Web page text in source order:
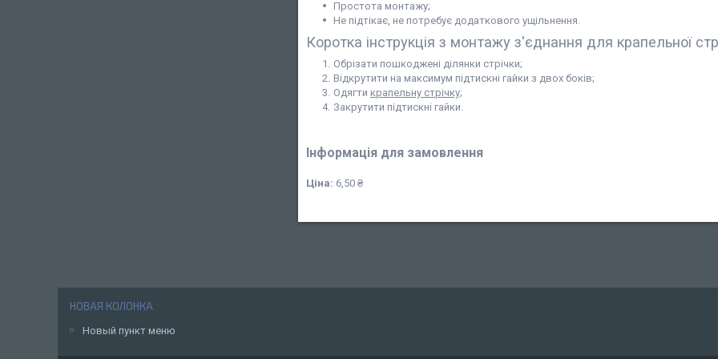
Простота монтажу;
Не підтікає, не потребує додаткового ущільнення.
Коротка інструкція з монтажу з'єднання для крапельної
Обрізати пошкоджені ділянки стрічки;
Відкрутити на максимум підтискні гайки з двох боків;
Одягти крапельну стрічку;
Закрутити підтискні гайки.
Інформація для замовлення
Ціна: 6,50 ₴
НОВАЯ КОЛОНКА
Новый пункт меню